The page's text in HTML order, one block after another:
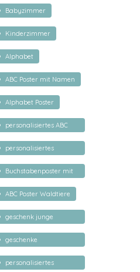
Babyzimmer
Kinderzimmer
Alphabet
ABC Poster mit Namen
Alphabet Poster
personalisiertes ABC
Poster
personalisiertes
Alphabet Poster
Buchstabenposter mit
Name
ABC Poster Waldtiere
geschenk junge
mädchen
geschenke
personalisiert kinder
personalisiertes